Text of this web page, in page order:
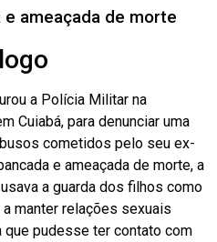
ameaçada de morte
a Polícia Militar na
Cuiabá, para denunciar uma
cometidos pelo seu ex-
e ameaçada de morte, a
a guarda dos filhos como
manter relações sexuais
que pudesse ter contato com